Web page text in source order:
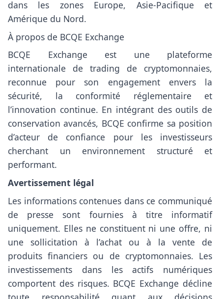
dans les zones Europe, Asie-Pacifique et
Amérique du Nord.
À propos de BCQE Exchange
BCQE Exchange est une plateforme
internationale de trading de cryptomonnaies,
reconnue pour son engagement envers la
sécurité, la conformité réglementaire et
l’innovation continue. En intégrant des outils de
conservation avancés, BCQE confirme sa position
d’acteur de confiance pour les investisseurs
cherchant un environnement structuré et
performant.
Avertissement légal
Les informations contenues dans ce communiqué
de presse sont fournies à titre informatif
uniquement. Elles ne constituent ni une offre, ni
une sollicitation à l’achat ou à la vente de
produits financiers ou de cryptomonnaies. Les
investissements dans les actifs numériques
comportent des risques. BCQE Exchange décline